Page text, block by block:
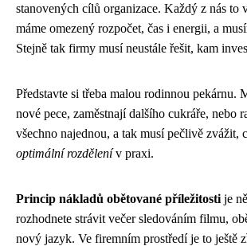
stanovených cílů organizace. Každý z nás to
máme omezený rozpočet, čas i energii, a
Stejně tak firmy musí neustále řešit, kam
Představte si třeba malou rodinnou pekárnu.
nové pece, zaměstnají dalšího cukráře, nebo
všechno najednou, a tak musí pečlivě zvážit,
optimální rozdělenív praxi.
Princip nákladů obětované příležitosti je
rozhodnete strávit večer sledováním filmu,
nový jazyk. Ve firemním prostředí je to ještě